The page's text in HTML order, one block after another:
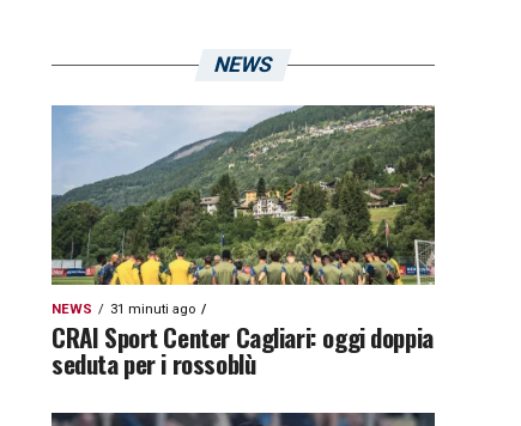
NEWS
NEWS 31 minuti ago
CRAI Sport Center Cagliari: oggi doppia
seduta per i rossoblù